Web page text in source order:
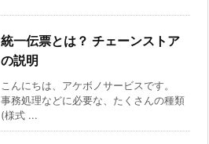
統一伝票とは？ チェーンストア
の説明
こんにちは、アケボノサービスです。
事務処理などに必要な、たくさんの種類
(様式 ...